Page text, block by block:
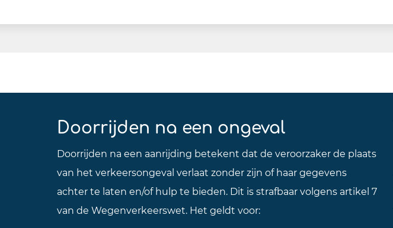
Doorrijden na een ongeval
Doorrijden na een aanrijding betekent dat de veroorzaker de plaats
van het verkeersongeval verlaat zonder zijn of haar gegevens
achter te laten en/of hulp te bieden. Dit is strafbaar volgens artikel 7
van de Wegenverkeerswet. Het geldt voor: